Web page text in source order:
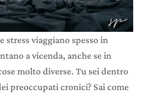
stress viaggiano spesso in
a vicenda, anche se in
molto diverse. Tu sei dentro
preoccupati cronici? Sai come